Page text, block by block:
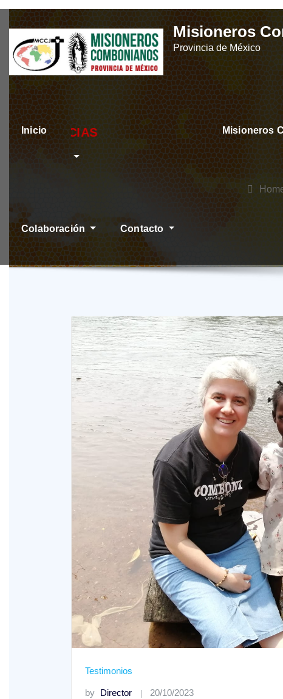
Skip
content
Misioneros
Provincia de México
Inicio ÚLTIMAS NOTICIAS
Misioneros
Colaboración Contacto
Testimonios
by Director 20/10/2023
XV Domingo ordinario. Año A